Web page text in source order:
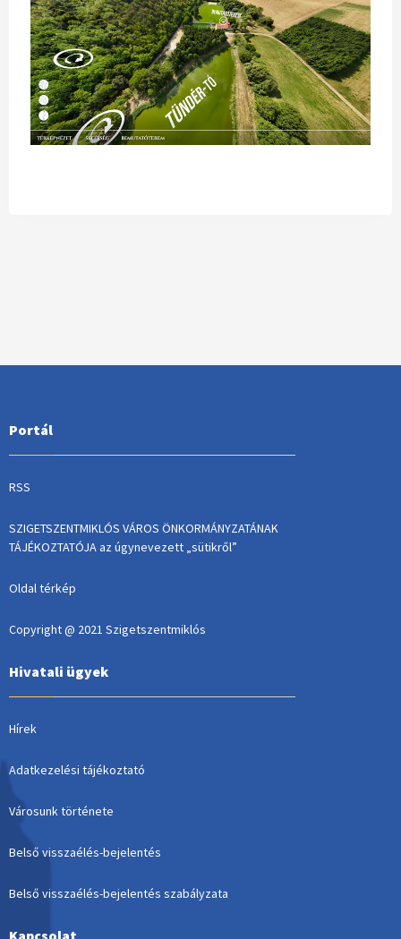
Portál
RSS
SZIGETSZENTMIKLÓS VÁROS ÖNKORMÁNYZATÁNAK
TÁJÉKOZTATÓJA az úgynevezett „sütikről”
Oldal térkép
Copyright @ 2021 Szigetszentmiklós
Hivatali ügyek
Hírek
Adatkezelési tájékoztató
Városunk története
Belső visszaélés-bejelentés
Belső visszaélés-bejelentés szabályzata